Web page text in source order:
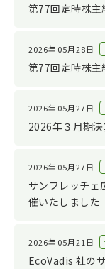
その他
第77回定時株主
2026年05月28日
第77回定時株
2026年05月27日
2026年３月期
2026年05月27日
サンフレッチ
催いたしました
2026年05月21日
EcoVadis 社の